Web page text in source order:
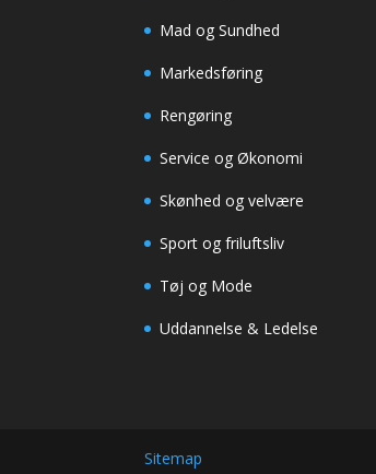
Mad og Sundhed
Markedsføring
Rengøring
Service og Økonomi
Skønhed og velvære
Sport og friluftsliv
Tøj og Mode
Uddannelse & Ledelse
Sitemap